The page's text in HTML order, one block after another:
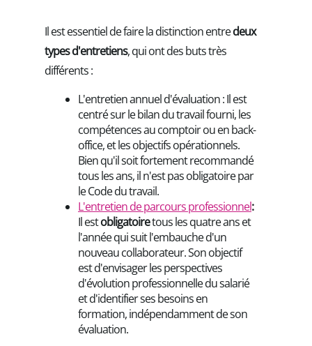
Il est essentiel de faire la distinction entredeux
types d'entretiens, qui ont des buts très
différents :
L'entretien annuel d'évaluation : Il est
centré sur le bilan du travail fourni, les
compétences au comptoir ou en back-
office, et les objectifs opérationnels.
Bien qu'il soit fortement recommandé
tous les ans, il n'est pas obligatoire par
le Code du travail.
L'entretien de parcours professionnel:
Il estobligatoiretous les quatre ans et
l'année qui suit l'embauche d'un
nouveau collaborateur. Son objectif
est d'envisager les perspectives
d'évolution professionnelle du salarié
et d'identifier ses besoins en
formation, indépendamment de son
évaluation.